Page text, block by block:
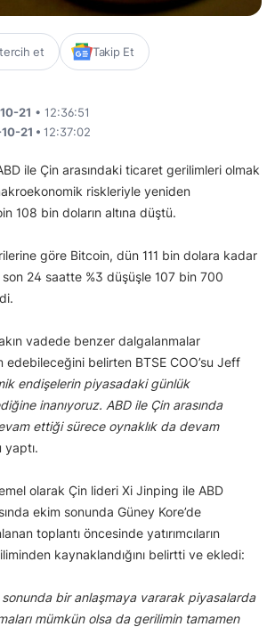
et Takip Et
21 • 12:36:51
21 • 12:37:02
ile Çin arasındaki ticaret gerilimleri olmak
riskleriyle yeniden
108 bin doların altına düştü.
göre Bitcoin, dün 111 bin dolara kadar
24 saatte %3 düşüşle 107 bin 700
vadede benzer dalgalanmalar
edebileceğini belirten BTSE COO’su Jeff
endişelerin piyasadaki günlük
inanıyoruz. ABD ile Çin arasında
ettiği sürece oynaklık da devam
yaptı.
olarak Çin lideri Xi Jinping ile ABD
ekim sonunda Güney Kore’de
toplantı öncesinde yatırımcıların
kaynaklandığını belirtti ve ekledi:
sonunda bir anlaşmaya vararak piyasalarda
mümkün olsa da gerilimin tamamen